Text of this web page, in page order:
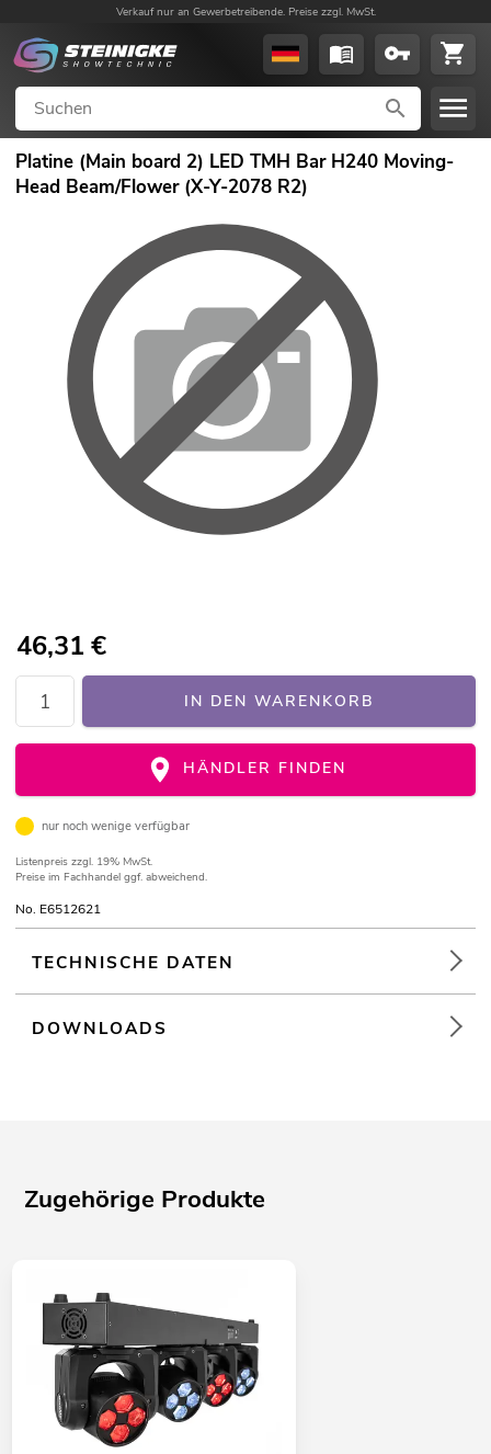
Verkauf nur an Gewerbetreibende. Preise zzgl. MwSt.
Platine (Main board 2) LED TMH Bar H240 Moving-
Head Beam/Flower (X-Y-2078 R2)
46,31 €
IN DEN WARENKORB
HÄNDLER FINDEN
nur noch wenige verfügbar
Listenpreis zzgl. 19% MwSt.
Preise im Fachhandel ggf. abweichend.
No. E6512621
TECHNISCHE DATEN
DOWNLOADS
Zugehörige Produkte